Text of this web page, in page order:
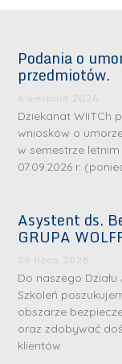
Podania o
przedmiotów.
6 sierpnia 2026
Dziekanat WIiTCh
wniosków o
w semestrze
07.09.2026 r.
Asystent ds.
GRUPA
29 lipca 2026
Do naszego
Szkoleń
obszarze
oraz zdobywać
klientów